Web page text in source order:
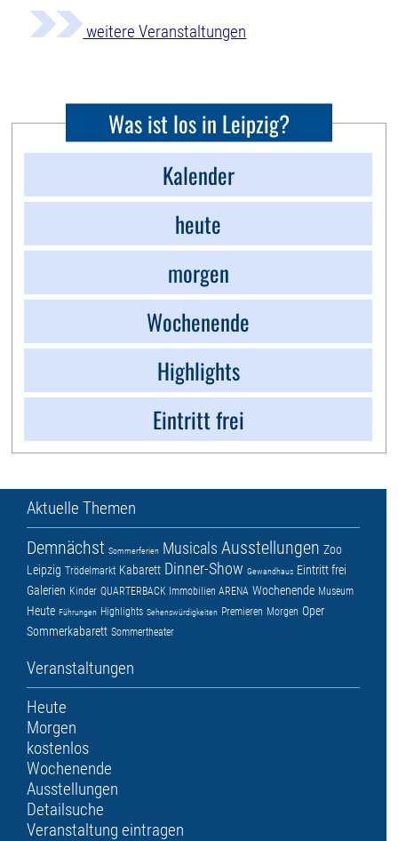
weitere Veranstaltungen
Was ist los in Leipzig?
Kalender
heute
morgen
Wochenende
Highlights
Eintritt frei
Aktuelle Themen
Demnächst Sommerferien Musicals Ausstellungen Zoo
Leipzig Trödelmarkt Kabarett Dinner-Show Gewandhaus Eintritt frei
Galerien Kinder QUARTERBACK Immobilien ARENA Wochenende Museum
Heute Führungen Highlights Sehenswürdigkeiten Premieren Morgen Oper
Sommerkabarett Sommertheater
Veranstaltungen
Heute
Morgen
kostenlos
Wochenende
Ausstellungen
Detailsuche
Veranstaltung eintragen